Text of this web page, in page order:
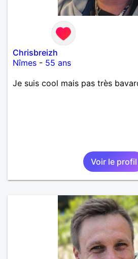
Chrisbreizh
Nîmes - 55 ans
Je suis cool mais pas très
Voir le profil